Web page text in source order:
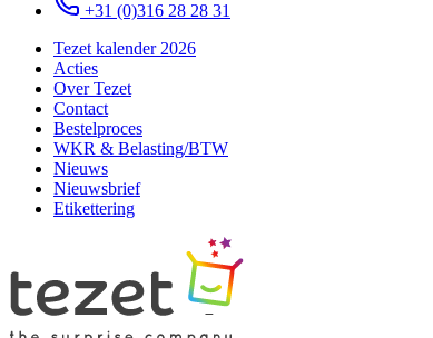
+31 (0)316 28 28 31
Tezet kalender 2026
Acties
Over Tezet
Contact
Bestelproces
WKR & Belasting/BTW
Nieuws
Nieuwsbrief
Etikettering